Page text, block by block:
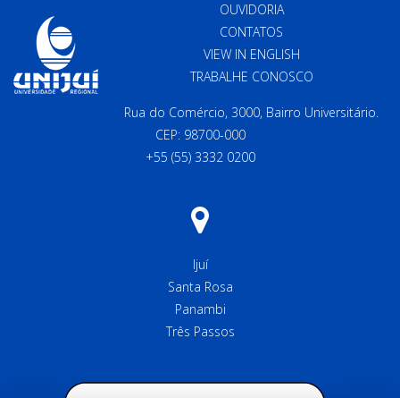
OUVIDORIA
CONTATOS
VIEW IN ENGLISH
TRABALHE CONOSCO
Rua do Comércio, 3000, Bairro Universitário.
CEP: 98700-000
+55 (55) 3332 0200
Ijuí
Santa Rosa
Panambi
Três Passos